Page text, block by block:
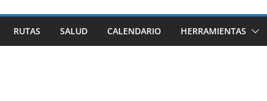
España absoluto en Disco
Calahorra acoge este fin de semana
RUTAS SALUD CALENDARIO HERRAMIENTAS